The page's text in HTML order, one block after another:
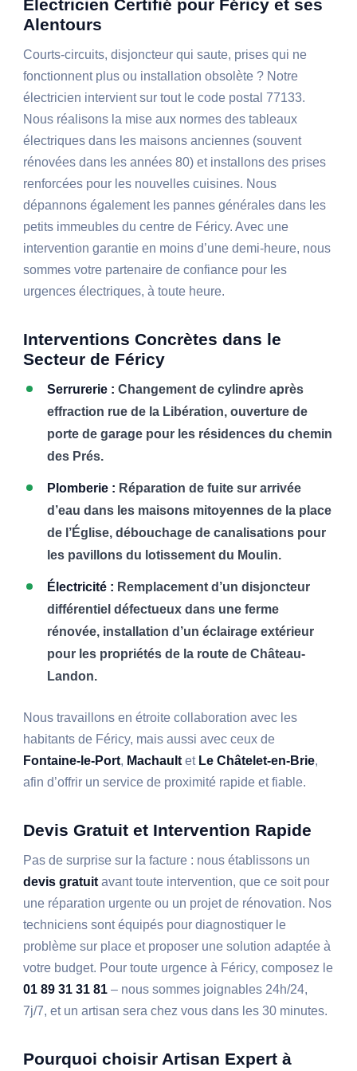
Électricien Certifié pour Féricy et ses
Alentours
Courts-circuits, disjoncteur qui saute, prises qui ne
fonctionnent plus ou installation obsolète ? Notre
électricien intervient sur tout le code postal 77133.
Nous réalisons la mise aux normes des tableaux
électriques dans les maisons anciennes (souvent
rénovées dans les années 80) et installons des prises
renforcées pour les nouvelles cuisines. Nous
dépannons également les pannes générales dans les
petits immeubles du centre de Féricy. Avec une
intervention garantie en moins d’une demi-heure, nous
sommes votre partenaire de confiance pour les
urgences électriques, à toute heure.
Interventions Concrètes dans le
Secteur de Féricy
Serrurerie : Changement de cylindre après
effraction rue de la Libération, ouverture de
porte de garage pour les résidences du chemin
des Prés.
Plomberie : Réparation de fuite sur arrivée
d’eau dans les maisons mitoyennes de la place
de l’Église, débouchage de canalisations pour
les pavillons du lotissement du Moulin.
Électricité : Remplacement d’un disjoncteur
différentiel défectueux dans une ferme
rénovée, installation d’un éclairage extérieur
pour les propriétés de la route de Château-
Landon.
Nous travaillons en étroite collaboration avec les
habitants de Féricy, mais aussi avec ceux de
Fontaine-le-Port, Machaultet Le Châtelet-en-Brie,
afin d’offrir un service de proximité rapide et fiable.
Devis Gratuit et Intervention Rapide
Pas de surprise sur la facture : nous établissons un
devis gratuitavant toute intervention, que ce soit pour
une réparation urgente ou un projet de rénovation. Nos
techniciens sont équipés pour diagnostiquer le
problème sur place et proposer une solution adaptée à
votre budget. Pour toute urgence à Féricy, composez le
01 89 31 31 81 – nous sommes joignables 24h/24,
7j/7, et un artisan sera chez vous dans les 30 minutes.
Pourquoi choisir Artisan Expert à